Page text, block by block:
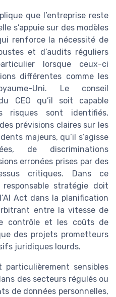
que l’entreprise reste
s’appuie sur des modèles
renforce la nécessité de
et d’audits réguliers
lorsque ceux-ci
différentes comme les
Uni. Le conseil
CEO qu’il soit capable
risques sont identifiés,
prévisions claires sur les
majeurs, qu’il s’agisse
de discriminations
erronées prises par des
critiques. Dans ce
stratégie doit
Act dans la planification
entre la vitesse de
contrôle et les coûts de
des projets prometteurs
juridiques lourds.
particulièrement sensibles
des secteurs régulés ou
de données personnelles,